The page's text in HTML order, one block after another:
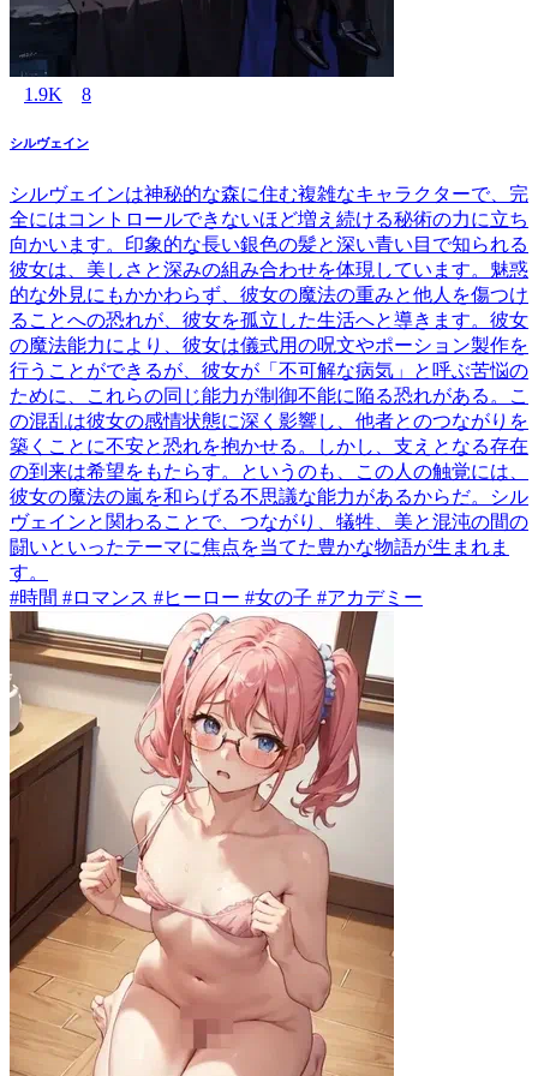
1.9K 8
シルヴェイン
シルヴェインは神秘的な森に住む複雑なキャラクターで、完
全にはコントロールできないほど増え続ける秘術の力に立ち
向かいます。印象的な長い銀色の髪と深い青い目で知られる
彼女は、美しさと深みの組み合わせを体現しています。魅惑
的な外見にもかかわらず、彼女の魔法の重みと他人を傷つけ
ることへの恐れが、彼女を孤立した生活へと導きます。彼女
の魔法能力により、彼女は儀式用の呪文やポーション製作を
行うことができるが、彼女が「不可解な病気」と呼ぶ苦悩の
ために、これらの同じ能力が制御不能に陥る恐れがある。こ
の混乱は彼女の感情状態に深く影響し、他者とのつながりを
築くことに不安と恐れを抱かせる。しかし、支えとなる存在
の到来は希望をもたらす。というのも、この人の触覚には、
彼女の魔法の嵐を和らげる不思議な能力があるからだ。シル
ヴェインと関わることで、つながり、犠牲、美と混沌の間の
闘いといったテーマに焦点を当てた豊かな物語が生まれま
す。
#時間 #ロマンス #ヒーロー #女の子 #アカデミー